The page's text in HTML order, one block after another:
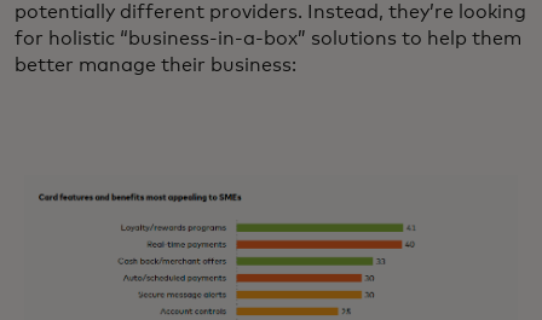
potentially different providers. Instead, they’re looking
for holistic “business-in-a-box” solutions to help them
better manage their business: